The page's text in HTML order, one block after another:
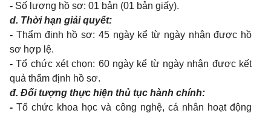
- Số lượng hồ sơ: 01 bản (01 bản giấy).
d. Thời hạn giải quyết:
- Thẩm định hồ sơ: 45 ngày kể từ ngày nhận được hồ
sơ hợp lệ.
- Tổ chức xét chọn: 60 ngày kể từ ngày nhận được kết
quả thẩm định hồ sơ.
đ. Đối tượng thực hiện thủ tục hành chính:
- Tổ chức khoa học và công nghệ, cá nhân hoạt động